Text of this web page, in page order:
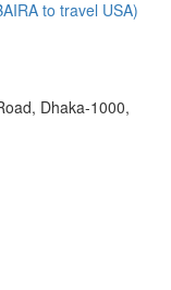
to travel USA)
Dhaka-1000,